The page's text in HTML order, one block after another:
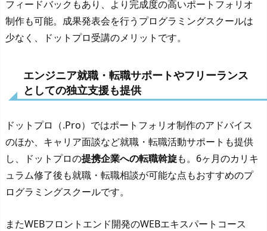
フィードバックもあり、より完成度の高いポートフォリオ
制作も可能。成果発表会を行うプログラミングスクールは
少なく、ドットプロ受講のメリットです。
エンジニア就職・転職サポートやフリーランス
としての独立支援も提供
ドットプロ（.Pro）ではポートフォリオ制作のアドバイス
のほか、キャリア面談など就職・転職活動サポートも提供
し、ドットプロの提携企業への転職斡旋も。6ヶ月のカリキ
ュラム修了後も就職・転職相談が可能な点もおすすめのプ
ログラミングスクールです。
またWEBフロントエンド開発のWEBエキスパートコース